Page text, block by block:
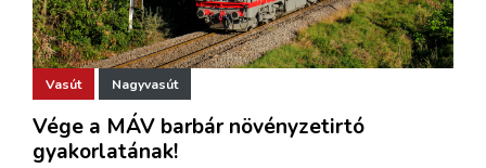
Vasút Nagyvasút
Vége a MÁV barbár növényzetirtó
gyakorlatának!